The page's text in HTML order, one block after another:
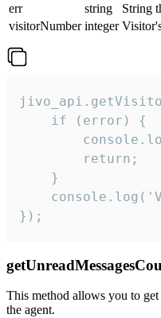
err
string
String
visitorNumber integer
    if (error) {
        return;
    }
});
This method allows you to
the agent.